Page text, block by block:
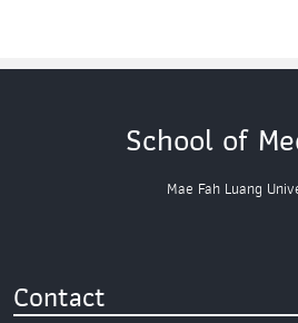
School of
Mae Fah Luang
Contact